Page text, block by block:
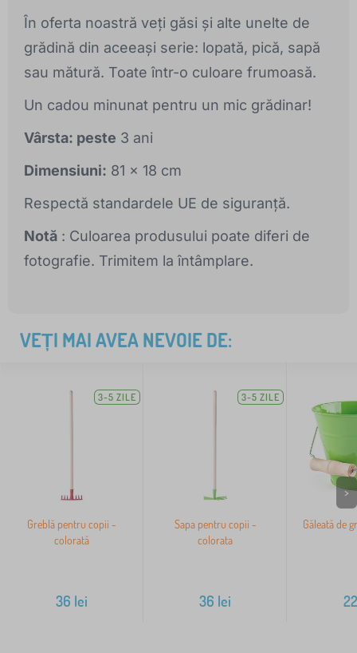
În oferta noastră veți găsi și alte unelte de
grădină din aceeași serie: lopată, pică, sapă
sau mătură. Toate într-o culoare frumoasă.
Un cadou minunat pentru un mic grădinar!
Vârsta: peste 3 ani
Dimensiuni: 81 x 18 cm
Respectă standardele UE de siguranță.
Notă : Culoarea produsului poate diferi de
fotografie. Trimitem la întâmplare.
VEȚI MAI AVEA NEVOIE DE:
3-5 ZILE
Greblă pentru copii -
colorată
36 lei
3-5 ZILE
Sapa pentru copii -
colorata
36 lei
Găleată de
22
>